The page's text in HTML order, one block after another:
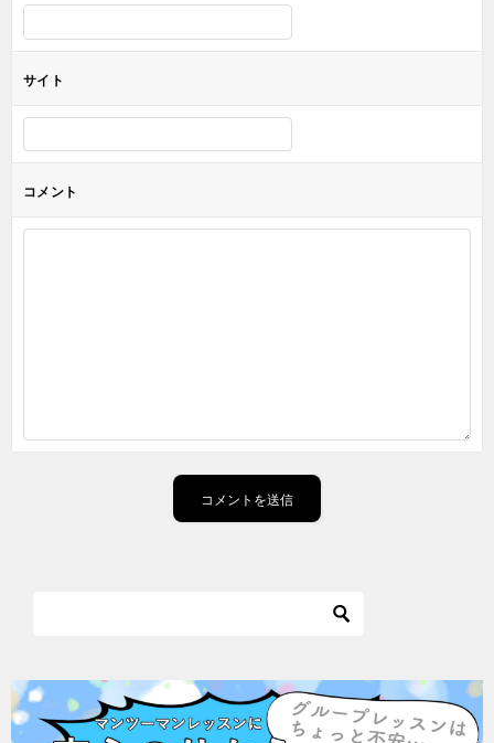
サイト
コメント